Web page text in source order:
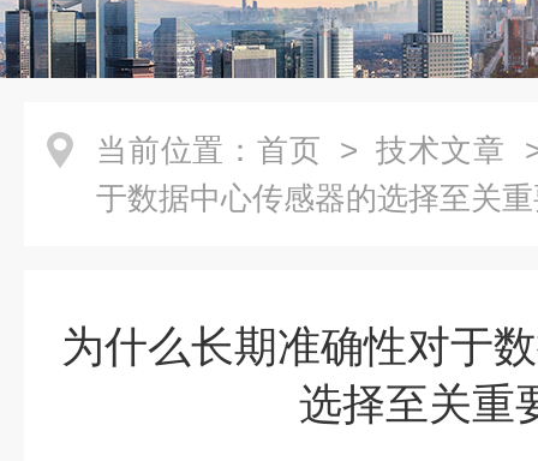
当前位置： 首页 > 技术文章
于数据中心传感器的选择至关
为什么长期准确性对于
选择至关重